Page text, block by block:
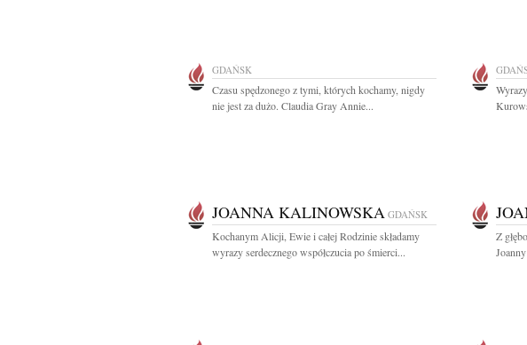
GDAŃSK
Czasu spędzonego z tymi, których kochamy, nigdy
nie jest za dużo. Claudia Gray Annie...
JOANNA KALINOWSKA GDAŃSK
Kochanym Alicji, Ewie i całej Rodzinie składamy
wyrazy serdecznego współczucia po śmierci...
Z